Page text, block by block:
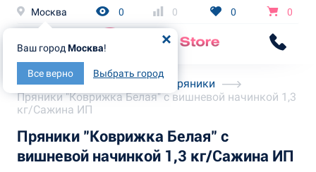
Москва
Ваш город Москва!
Все верно Выбрать город
0 0 0 0
Главная Каталог
Пряники
Пряники "Коврижка Белая" с вишневой начинкой 1,3
кг/Сажина ИП
Пряники "Коврижка Белая" с
вишневой начинкой 1,3 кг/Сажина ИП